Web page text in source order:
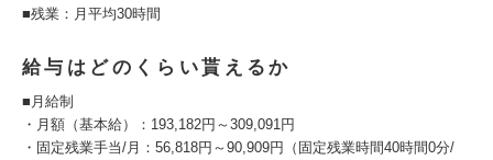
■残業：月平均30時間
給与はどのくらい貰えるか
■月給制
・月額（基本給）：193,182円～309,091円
・固定残業手当/月：56,818円～90,909円（固定残業時間40時間0分/